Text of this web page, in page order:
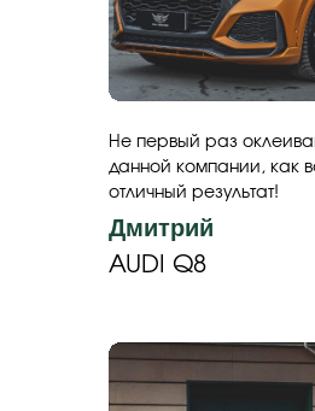
Не первый раз
данной компании, как
отличный результат!
Дмитрий
AUDI Q8